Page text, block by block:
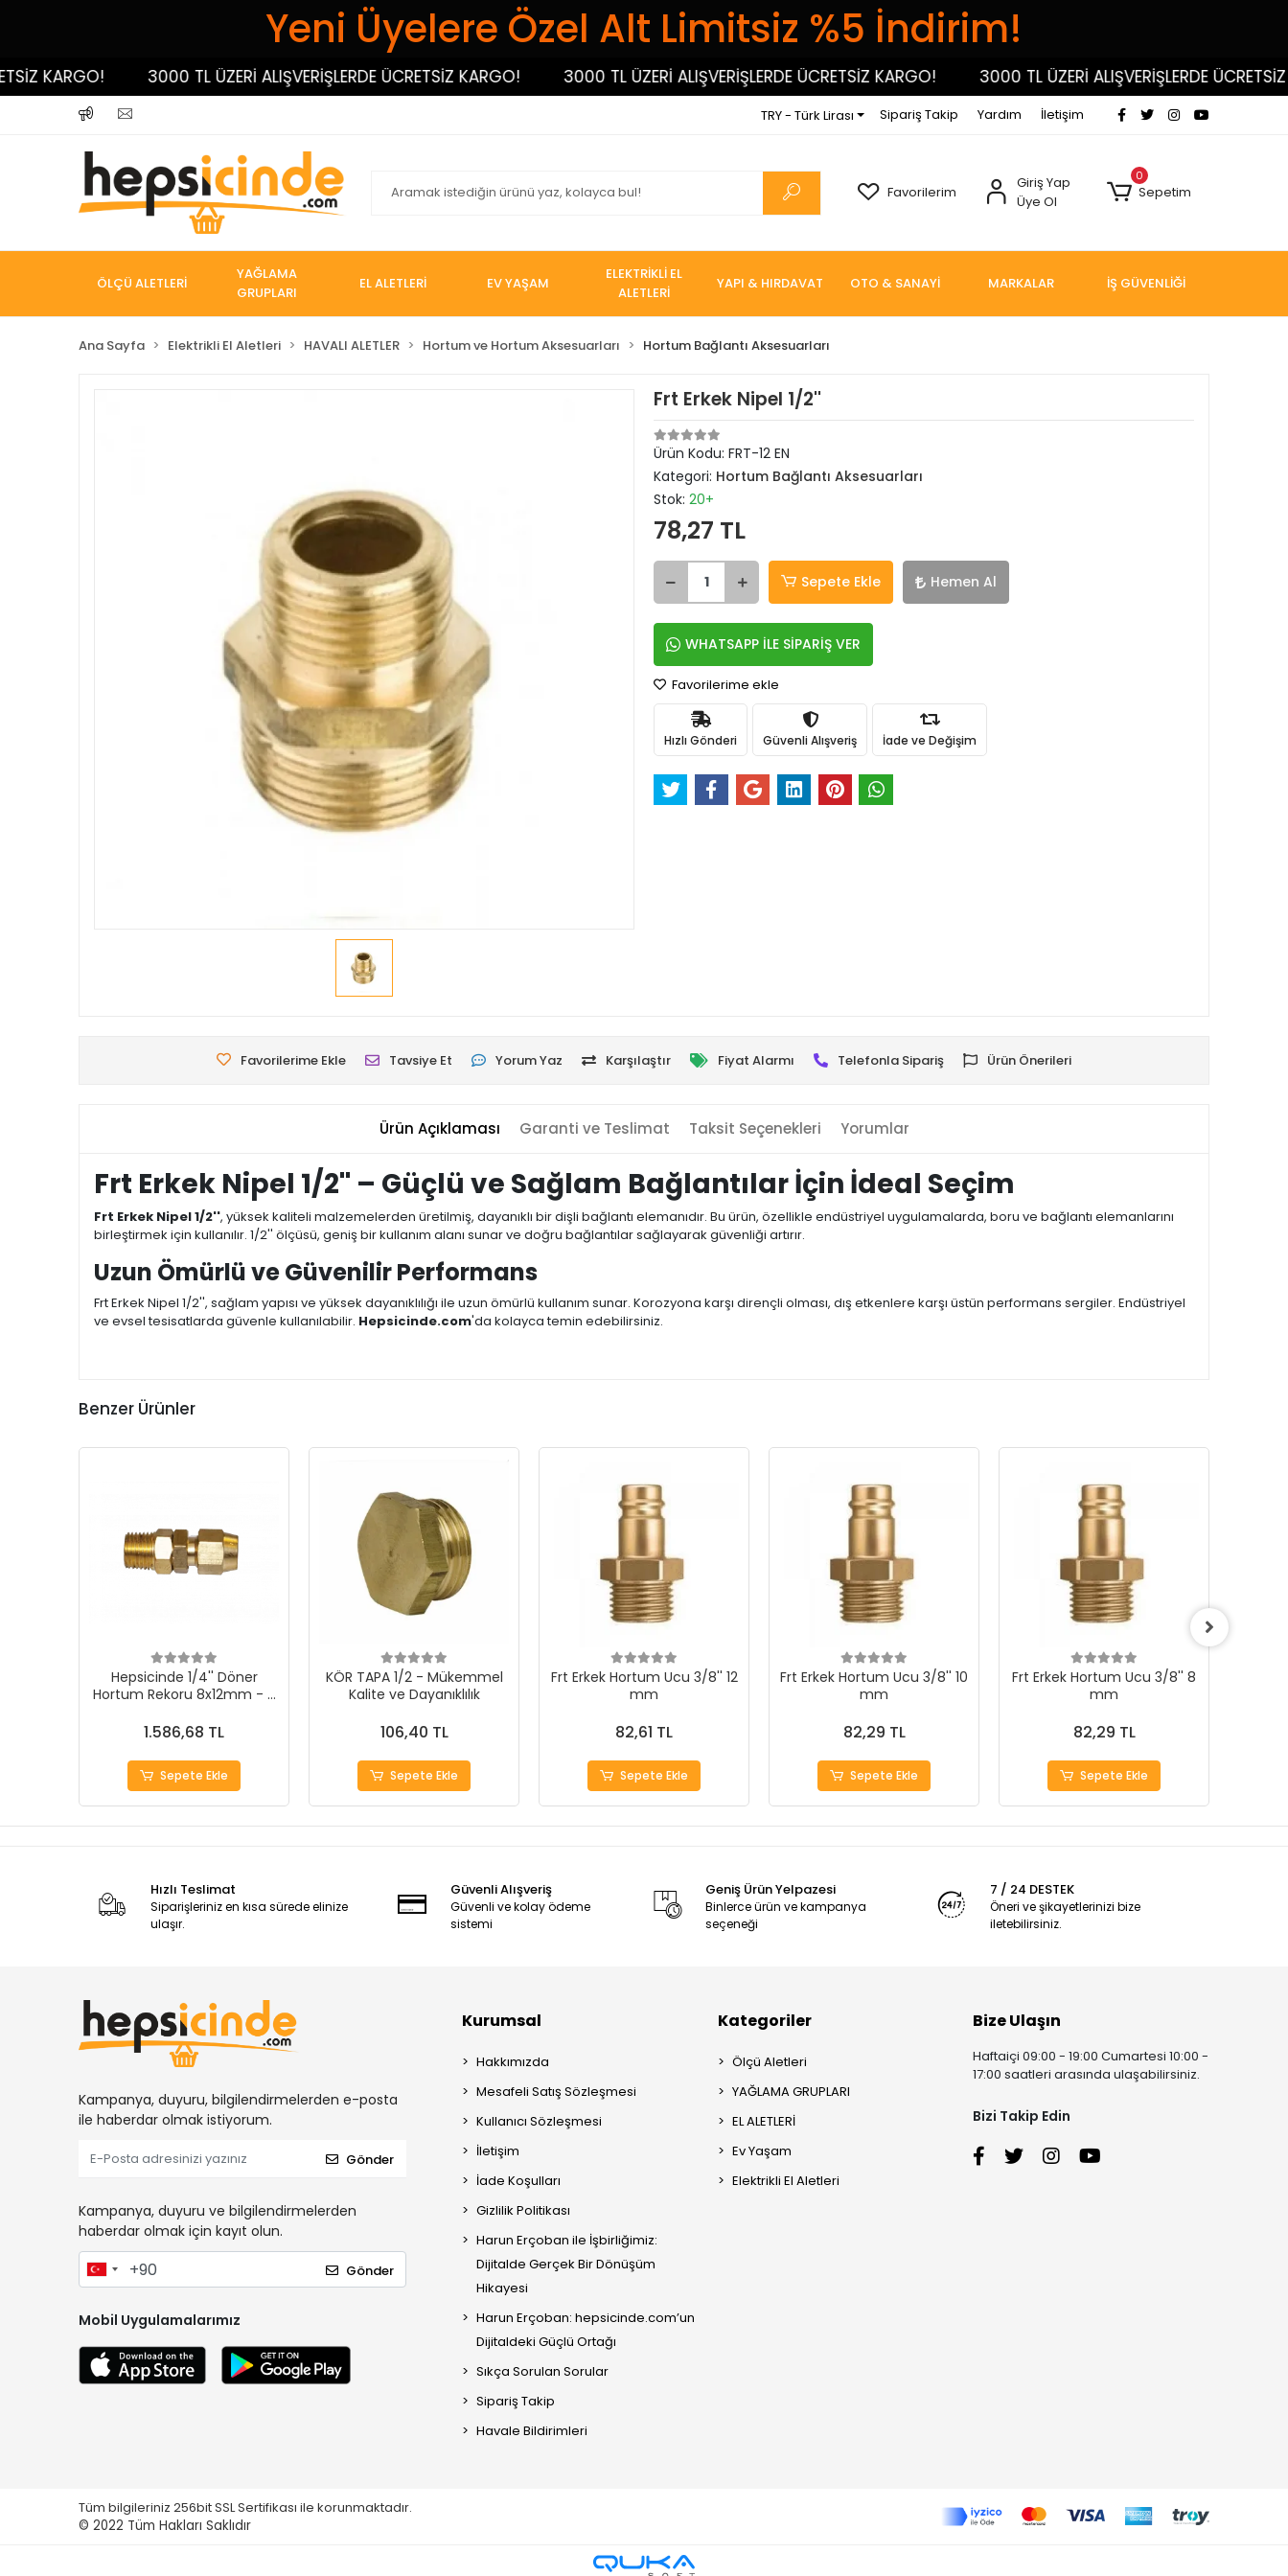
Yeni Üyelere Özel Alt Limitsiz %5 İndirim!
KARGO! 3000 TL ÜZERİ ALIŞVERİŞLERDE ÜCRETSİZ KARGO! 3000 TL ÜZERİ ALIŞVERİŞLERDE ÜCRETSİZ KARGO! 3000 TL ÜZERİ ALIŞVERİŞLERDE ÜCRETSİZ
TRY - Türk Lirası Sipariş Takip Yardım İletişim
Favorilerim
Giriş Yap
Üye Ol
0
Sepetim
ÖLÇÜ ALETLERİ
YAĞLAMA
GRUPLARI
EL ALETLERİ EV YAŞAM
ELEKTRİKLİ EL
ALETLERİ
YAPI & HIRDAVAT OTO & SANAYİ MARKALAR İŞ GÜVENLİĞİ
Ana Sayfa Elektrikli El Aletleri HAVALI ALETLER Hortum ve Hortum Aksesuarları Hortum Bağlantı Aksesuarları
Frt Erkek Nipel 1/2''
Ürün Kodu: FRT-12 EN
Kategori: Hortum Bağlantı Aksesuarları
Stok: 20+
78,27 TL
Sepete Ekle Hemen Al
WHATSAPP İLE SİPARİŞ VER
Favorilerime ekle
Hızlı Gönderi Güvenli Alışveriş İade ve Değişim
Favorilerime Ekle Tavsiye Et Yorum Yaz Karşılaştır Fiyat Alarmı Telefonla Sipariş Ürün Önerileri
Ürün Açıklaması Garanti ve Teslimat Taksit Seçenekleri Yorumlar
Frt Erkek Nipel 1/2'' – Güçlü ve Sağlam Bağlantılar İçin İdeal Seçim
Frt Erkek Nipel 1/2'', yüksek kaliteli malzemelerden üretilmiş, dayanıklı bir dişli bağlantı elemanıdır. Bu ürün, özellikle endüstriyel uygulamalarda, boru ve bağlantı elemanlarını
birleştirmek için kullanılır. 1/2'' ölçüsü, geniş bir kullanım alanı sunar ve doğru bağlantılar sağlayarak güvenliği artırır.
Uzun Ömürlü ve Güvenilir Performans
Frt Erkek Nipel 1/2'', sağlam yapısı ve yüksek dayanıklılığı ile uzun ömürlü kullanım sunar. Korozyona karşı dirençli olması, dış etkenlere karşı üstün performans sergiler. Endüstriyel
ve evsel tesisatlarda güvenle kullanılabilir. Hepsicinde.com'da kolayca temin edebilirsiniz.
Benzer Ürünler
Hepsicinde 1/4'' Döner
Hortum Rekoru 8x12mm - 5
1.586,68 TL
Sepete Ekle
KÖR TAPA 1/2 - Mükemmel
Kalite ve Dayanıklılık
106,40 TL
Sepete Ekle
Frt Erkek Hortum Ucu 3/8'' 12
mm
82,61 TL
Sepete Ekle
Frt Erkek Hortum Ucu 3/8'' 10
mm
82,29 TL
Sepete Ekle
Frt Erkek Hortum Ucu 3/8'' 8
mm
82,29 TL
Sepete Ekle
Hızlı Teslimat
Siparişleriniz en kısa sürede elinize
ulaşır.
Güvenli Alışveriş
Güvenli ve kolay ödeme
sistemi
Geniş Ürün Yelpazesi
Binlerce ürün ve kampanya
seçeneği
7 / 24 DESTEK
Öneri ve şikayetlerinizi bize
iletebilirsiniz.
Kampanya, duyuru, bilgilendirmelerden e-posta
ile haberdar olmak istiyorum.
Gönder
Kampanya, duyuru ve bilgilendirmelerden
haberdar olmak için kayıt olun.
Gönder
Mobil Uygulamalarımız
Kurumsal
Hakkımızda
Mesafeli Satış Sözleşmesi
Kullanıcı Sözleşmesi
İletişim
İade Koşulları
Gizlilik Politikası
Harun Erçoban ile İşbirliğimiz:
Dijitalde Gerçek Bir Dönüşüm
Hikayesi
Harun Erçoban: hepsicinde.com’un
Dijitaldeki Güçlü Ortağı
Sıkça Sorulan Sorular
Sipariş Takip
Havale Bildirimleri
Kategoriler
Ölçü Aletleri
YAĞLAMA GRUPLARI
EL ALETLERİ
Ev Yaşam
Elektrikli El Aletleri
Bize Ulaşın
Haftaiçi 09:00 - 19:00 Cumartesi 10:00 -
17:00 saatleri arasında ulaşabilirsiniz.
Bizi Takip Edin
Tüm bilgileriniz 256bit SSL Sertifikası ile korunmaktadır.
© 2022 Tüm Hakları Saklıdır